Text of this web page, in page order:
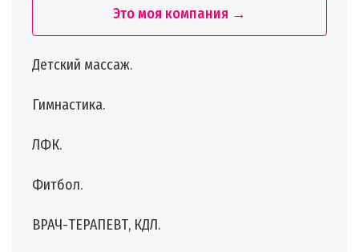
Это моя компания →
Детский массаж.
Гимнастика.
ЛФК.
Фитбол.
ВРАЧ-ТЕРАПЕВТ, КДЛ.